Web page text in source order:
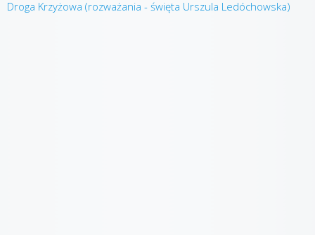
Droga Krzyżowa (rozważania - święta Urszula Ledóchowska)